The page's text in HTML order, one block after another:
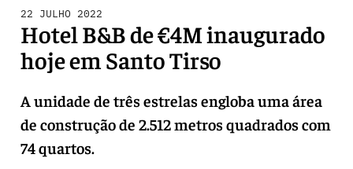
22 JULHO 2022
Hotel B&B de €4M inaugurado
hoje em Santo Tirso
A unidade de três estrelas engloba uma área
de construção de 2.512 metros quadrados com
74 quartos.